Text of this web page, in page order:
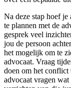
Na deze stap hoef je
te plannen met de
gesprek veel
jou de persoon
het mogelijk om te
advocaat. Vraag
doen om het conflict
advocaat vragen